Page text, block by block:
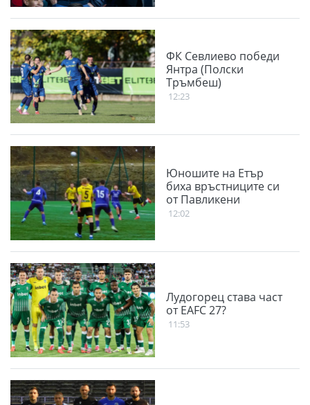
ФК Севлиево победи
Янтра (Полски
Тръмбеш)
12:23
Юношите на Етър
биха връстниците си
от Павликени
12:02
Лудогорец става част
от EAFC 27?
11:53